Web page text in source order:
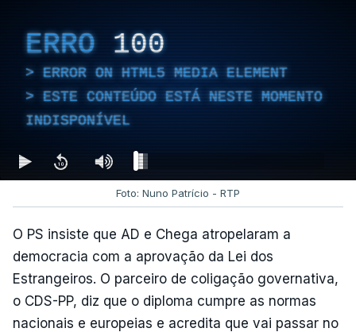
ERRO 100
ERROR ON HTML5 MEDIA ELEMENT
ESTE CONTEÚDO ESTÁ NESTE MOMENTO
INDISPONÍVEL
Foto: Nuno Patrício - RTP
O PS insiste que AD e Chega atropelaram a
democracia com a aprovação da Lei dos
Estrangeiros. O parceiro de coligação governativa,
o CDS-PP, diz que o diploma cumpre as normas
nacionais e europeias e acredita que vai passar no